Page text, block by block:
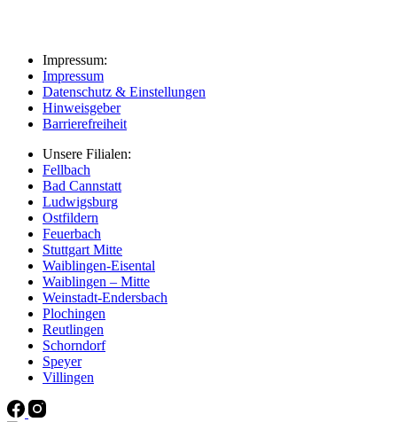
Impressum:
Impressum
Datenschutz & Einstellungen
Hinweisgeber
Barrierefreiheit
Unsere Filialen:
Fellbach
Bad Cannstatt
Ludwigsburg
Ostfildern
Feuerbach
Stuttgart Mitte
Waiblingen-Eisental
Waiblingen – Mitte
Weinstadt-Endersbach
Plochingen
Reutlingen
Schorndorf
Speyer
Villingen